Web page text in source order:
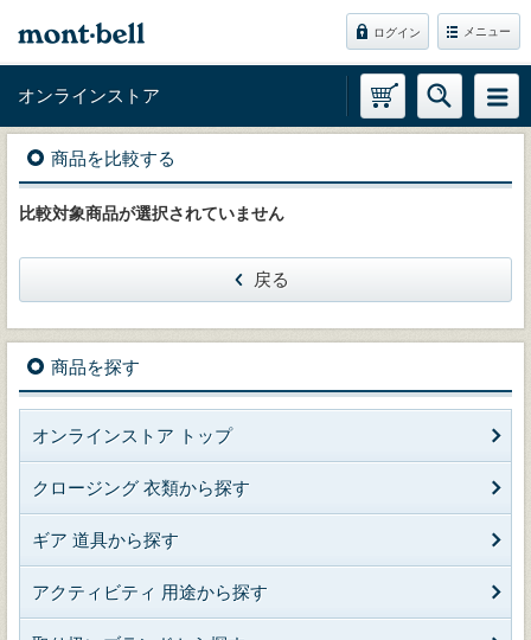
ログイン メニュー
オンラインストア
商品を比較する
比較対象商品が選択されていません
戻る
商品を探す
オンラインストア トップ
クロージング 衣類から探す
ギア 道具から探す
アクティビティ 用途から探す